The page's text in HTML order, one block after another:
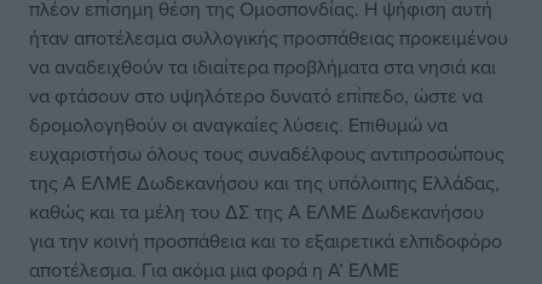
πλέον επίσημη θέση της Ομοσπονδίας. Η ψήφιση αυτή
ήταν αποτέλεσμα συλλογικής προσπάθειας προκειμένου
να αναδειχθούν τα ιδιαίτερα προβλήματα στα νησιά και
να φτάσουν στο υψηλότερο δυνατό επίπεδο, ώστε να
δρομολογηθούν οι αναγκαίες λύσεις. Επιθυμώ να
ευχαριστήσω όλους τους συναδέλφους αντιπροσώπους
της Α ΕΛΜΕ Δωδεκανήσου και της υπόλοιπης Ελλάδας,
καθώς και τα μέλη του ΔΣ της Α ΕΛΜΕ Δωδεκανήσου
για την κοινή προσπάθεια και το εξαιρετικά ελπιδοφόρο
αποτέλεσμα. Για ακόμα μια φορά η Α’ ΕΛΜΕ